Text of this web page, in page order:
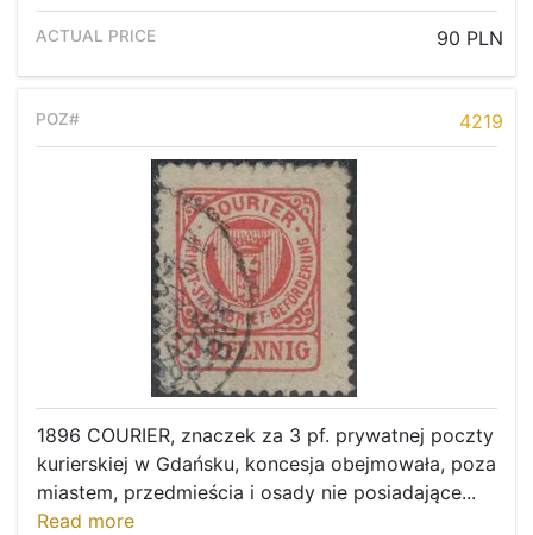
90 PLN
4219
1896 COURIER, znaczek za 3 pf. prywatnej poczty
kurierskiej w Gdańsku, koncesja obejmowała, poza
miastem, przedmieścia i osady nie posiadające...
Read more